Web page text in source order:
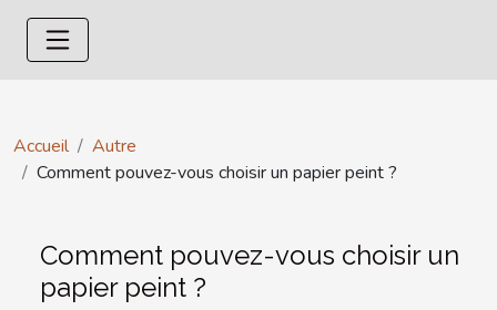
Accueil
Autre
Comment pouvez-vous choisir un papier peint ?
Comment pouvez-vous choisir un
papier peint ?